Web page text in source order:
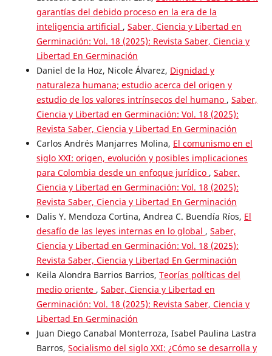
garantías del debido proceso en la era de la
inteligencia artificial , Saber, Ciencia y Libertad en
Germinación: Vol. 18 (2025): Revista Saber, Ciencia y
Libertad En Germinación
Daniel de la Hoz, Nicole Álvarez, Dignidad y
naturaleza humana; estudio acerca del origen y
estudio de los valores intrínsecos del humano , Saber,
Ciencia y Libertad en Germinación: Vol. 18 (2025):
Revista Saber, Ciencia y Libertad En Germinación
Carlos Andrés Manjarres Molina, El comunismo en el
siglo XXI: origen, evolución y posibles implicaciones
para Colombia desde un enfoque jurídico , Saber,
Ciencia y Libertad en Germinación: Vol. 18 (2025):
Revista Saber, Ciencia y Libertad En Germinación
Dalis Y. Mendoza Cortina, Andrea C. Buendía Ríos, El
desafío de las leyes internas en lo global , Saber,
Ciencia y Libertad en Germinación: Vol. 18 (2025):
Revista Saber, Ciencia y Libertad En Germinación
Keila Alondra Barrios Barrios, Teorías políticas del
medio oriente , Saber, Ciencia y Libertad en
Germinación: Vol. 18 (2025): Revista Saber, Ciencia y
Libertad En Germinación
Juan Diego Canabal Monterroza, Isabel Paulina Lastra
Barros, Socialismo del siglo XXI: ¿Cómo se desarrolla y